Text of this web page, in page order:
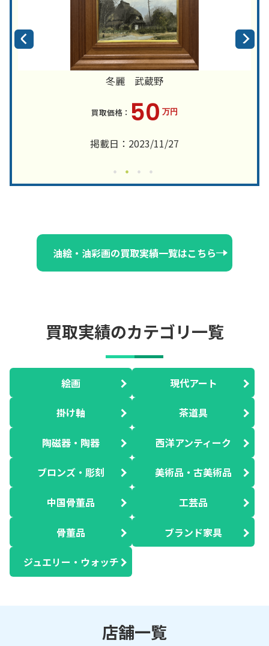
冬麗 武蔵野
50 万円
掲載日：2023/11/27
油絵・油彩画の買取実績一覧はこちら
買取実績のカテゴリ一覧
絵画 現代アート
掛け軸 茶道具
陶磁器・陶器 西洋アンティーク
ブロンズ・彫刻 美術品・古美術品
中国骨董品 工芸品
骨董品 ブランド家具
ジュエリー・ウォッチ
店舗一覧